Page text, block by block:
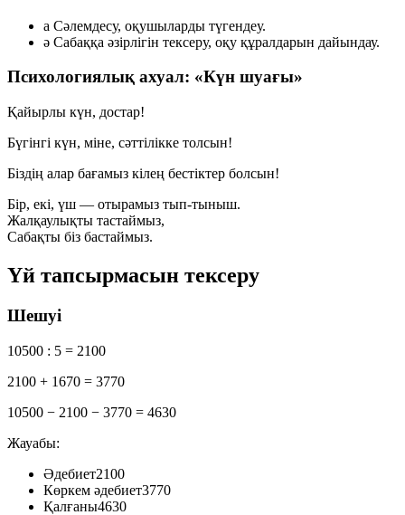
а Сәлемдесу, оқушыларды түгендеу.
ә Сабаққа әзірлігін тексеру, оқу құралдарын дайындау.
Психологиялық ахуал: «Күн шуағы»
Қайырлы күн, достар!
Бүгінгі күн, міне, сәттілікке толсын!
Біздің алар бағамыз кілең бестіктер болсын!
Бір, екі, үш — отырамыз тып-тыныш.
Жалқаулықты тастаймыз,
Сабақты біз бастаймыз.
Үй тапсырмасын тексеру
Шешуі
10500 : 5 = 2100
2100 + 1670 = 3770
10500 − 2100 − 3770 = 4630
Жауабы:
Әдебиет2100
Көркем әдебиет3770
Қалғаны4630